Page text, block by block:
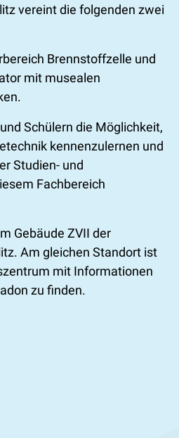
vereint die folgenden zwei
Brennstoffzelle und
mit musealen
Schülern die Möglichkeit,
kennenzulernen und
Studien- und
Fachbereich
Gebäude ZVII der
Am gleichen Standort ist
mit Informationen
zu finden.